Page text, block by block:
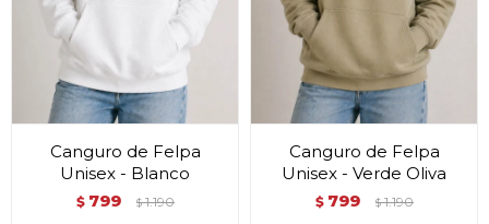
Canguro de Felpa
Unisex - Blanco
$ 799 $ 1.190
Canguro de Felpa
Unisex - Verde Oliva
$ 799 $ 1.190